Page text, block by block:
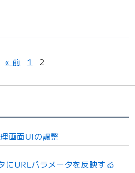
« 前 1 2
画面UIの調整
URLパラメータを反映する